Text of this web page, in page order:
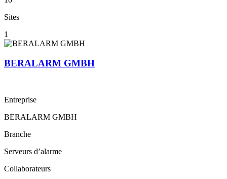
Sites
1
BERALARM GMBH
Entreprise
BERALARM GMBH
Branche
Serveurs d’alarme
Collaborateurs